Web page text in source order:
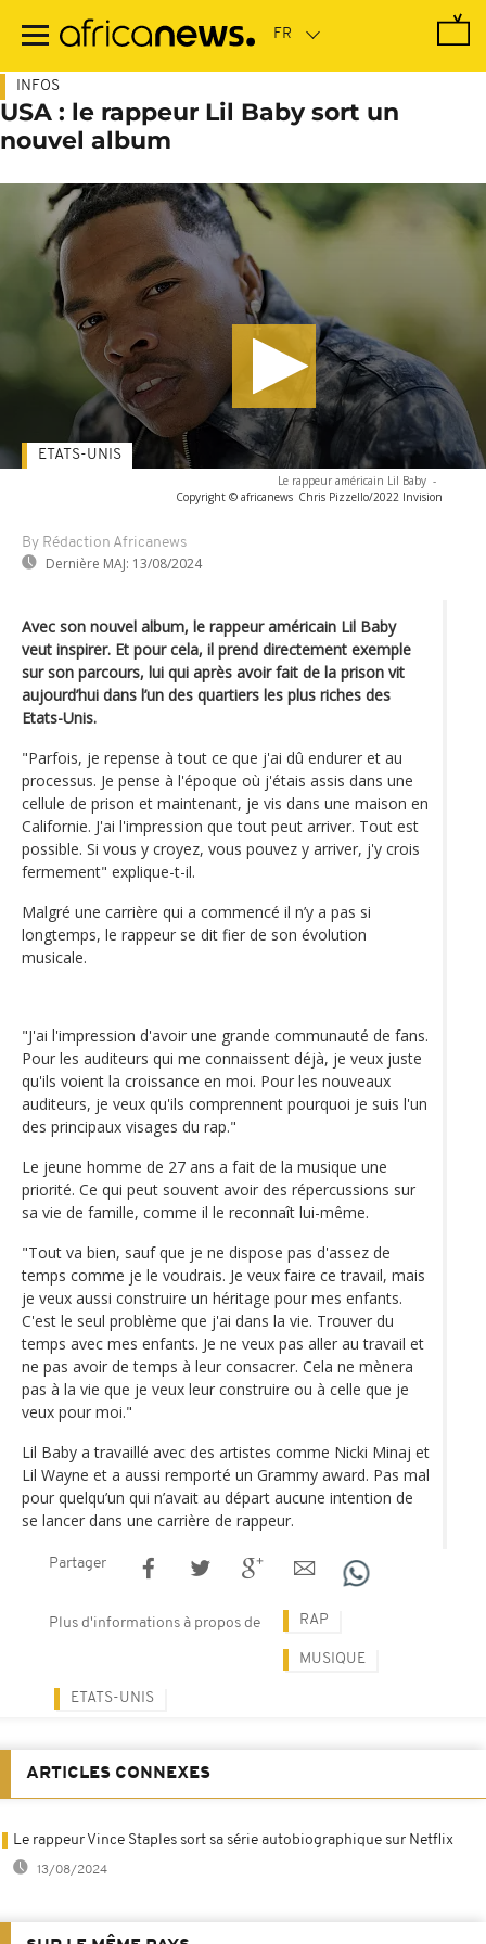
contenu
INFOS
USA : le rappeur Lil Baby sort un
nouvel album
Le rappeur américain Lil Baby -
Copyright © africanews Chris Pizzello/2022 Invision
By Rédaction Africanews
Dernière MAJ: 13/08/2024
ETATS-UNIS
Avec son nouvel album, le rappeur américain Lil Baby
veut inspirer. Et pour cela, il prend directement exemple
sur son parcours, lui qui après avoir fait de la prison vit
aujourd’hui dans l’un des quartiers les plus riches des
Etats-Unis.
"Parfois, je repense à tout ce que j'ai dû endurer et au
processus. Je pense à l'époque où j'étais assis dans une
cellule de prison et maintenant, je vis dans une maison en
Californie. J'ai l'impression que tout peut arriver. Tout est
possible. Si vous y croyez, vous pouvez y arriver, j'y crois
fermement" explique-t-il.
Malgré une carrière qui a commencé il n’y a pas si
longtemps, le rappeur se dit fier de son évolution
musicale.
"J'ai l'impression d'avoir une grande communauté de fans.
Pour les auditeurs qui me connaissent déjà, je veux juste
qu'ils voient la croissance en moi. Pour les nouveaux
auditeurs, je veux qu'ils comprennent pourquoi je suis l'un
des principaux visages du rap."
Le jeune homme de 27 ans a fait de la musique une
priorité. Ce qui peut souvent avoir des répercussions sur
sa vie de famille, comme il le reconnaît lui-même.
"Tout va bien, sauf que je ne dispose pas d'assez de
temps comme je le voudrais. Je veux faire ce travail, mais
je veux aussi construire un héritage pour mes enfants.
C'est le seul problème que j'ai dans la vie. Trouver du
temps avec mes enfants. Je ne veux pas aller au travail et
ne pas avoir de temps à leur consacrer. Cela ne mènera
pas à la vie que je veux leur construire ou à celle que je
veux pour moi."
Lil Baby a travaillé avec des artistes comme Nicki Minaj et
Lil Wayne et a aussi remporté un Grammy award. Pas mal
pour quelqu’un qui n’avait au départ aucune intention de
se lancer dans une carrière de rappeur.
Partager
Plus d'informations à propos de RAP
MUSIQUE
ETATS-UNIS
ARTICLES CONNEXES
Le rappeur Vince Staples sort sa série autobiographique sur Netflix
13/08/2024